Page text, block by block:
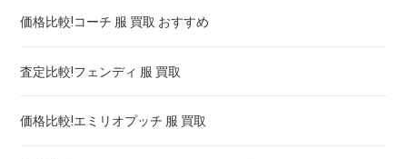
エルメス バーキン・ケリー 買取 比較 ! 高く売るには
エルメス 時計 ケリー 買取 ! 高く売るには
エルメス 時計 クリッパー 買取価格
価格比較!コーチ 服 買取 おすすめ
査定比較!フェンディ 服 買取
価格比較!エミリオプッチ 服 買取